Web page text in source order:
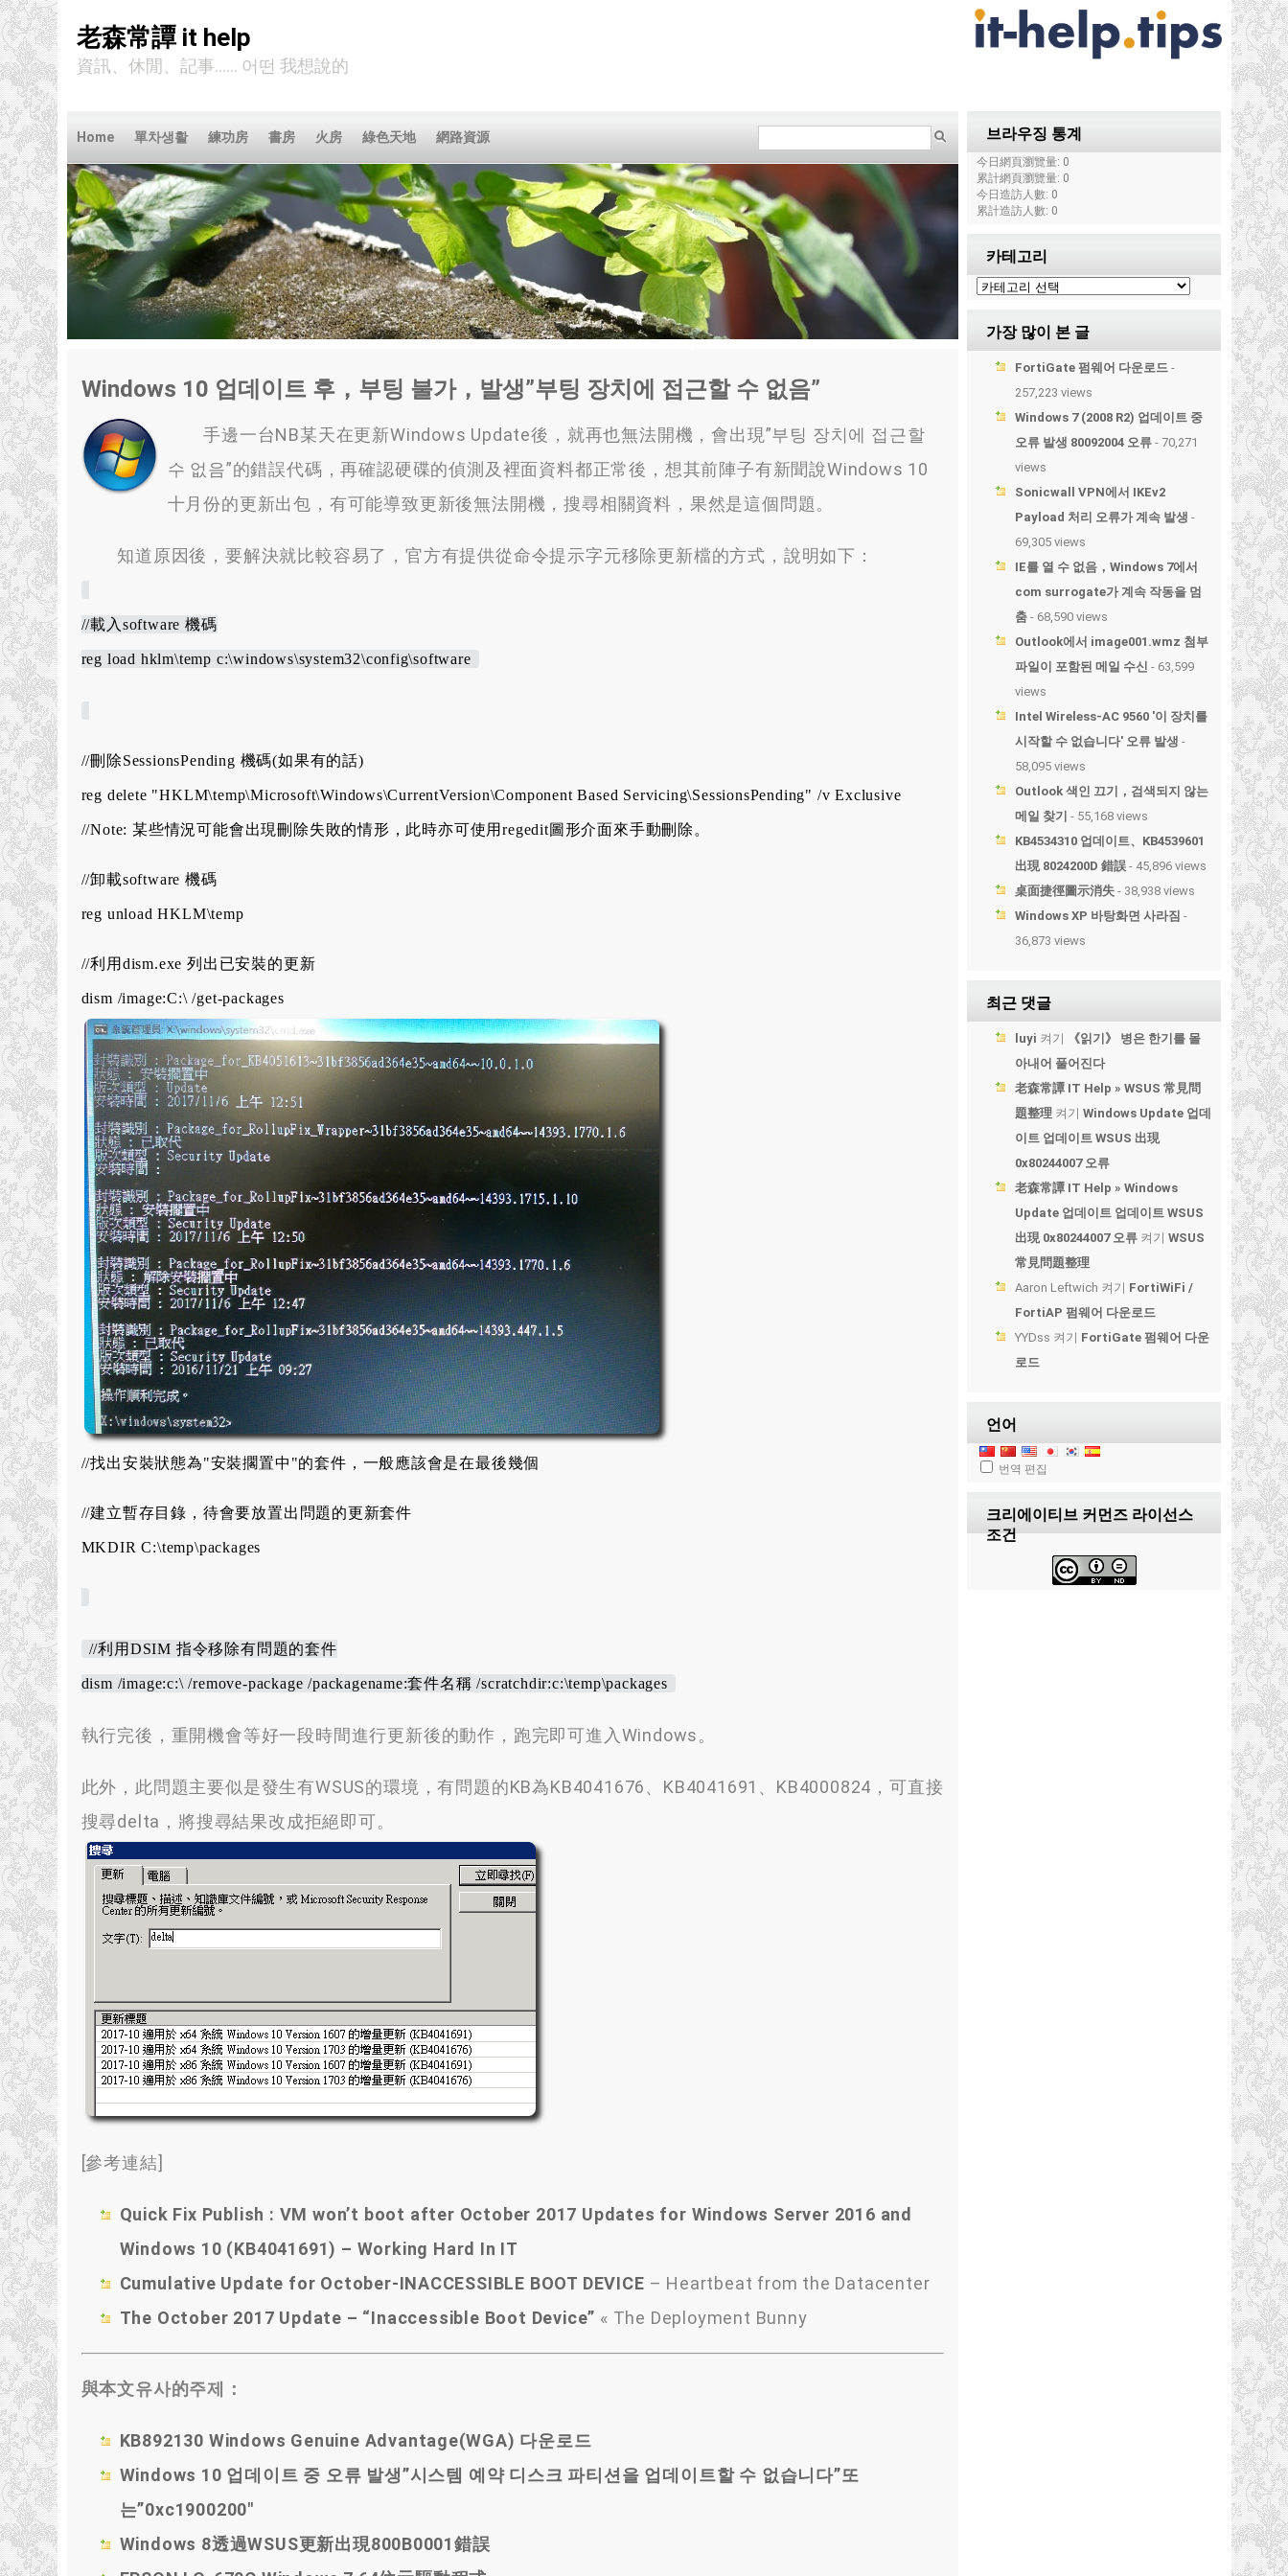
老森常譚 it help
資訊、休閒、記事...... 어떤 我想說的
Home 單차생활 練功房 書房 火房 綠色天地 網路資源
Windows 10 업데이트 후，부팅 불가，발생”부팅 장치에 접근할 수 없음”
手邊一台NB某天在更新Windows Update後 ， 就再也無法開機 ，會出現”부팅 장치에 접근할
수 없음”的錯誤代碼 ，再確認硬碟的偵測及裡面資料都正常後 ， 想其前陣子有新聞說Windows 10
十月份的更新出包 ， 有可能導致更新後無法開機 ，搜尋相關資料 ， 果然是這個問題。
知道原因後 ， 要解決就比較容易了 ， 官方有提供從命令提示字元移除更新檔的方式 ， 說明如下 ：
//載入software 機碼
reg load hklm\temp c:\windows\system32\config\software
//刪除SessionsPending 機碼(如果有的話)
reg delete "HKLM\temp\Microsoft\Windows\CurrentVersion\Component Based Servicing\SessionsPending" /v Exclusive
//Note: 某些情況可能會出現刪除失敗的情形，此時亦可使用regedit圖形介面來手動刪除。
//卸載software 機碼
reg unload HKLM\temp
//利用dism.exe 列出已安裝的更新
dism /image:C:\ /get-packages
//找出安裝狀態為"安裝擱置中"的套件，一般應該會是在最後幾個
//建立暫存目錄，待會要放置出問題的更新套件
MKDIR C:\temp\packages
//利用DSIM 指令移除有問題的套件
dism /image:c:\ /remove-package /packagename:套件名稱 /scratchdir:c:\temp\packages
執行完後 ， 重開機會等好一段時間進行更新後的動作 ， 跑完即可進入Windows。
此外 ， 此問題主要似是發生有WSUS的環境 ，有問題的KB為KB4041676、 KB4041691 、 KB4000824 ， 可直接
搜尋delta ， 將搜尋結果改成拒絕即可。
[參考連結]
Quick Fix Publish : VM won’t boot after October 2017 Updates for Windows Server 2016 and
Windows 10 (KB4041691) – Working Hard In IT
Cumulative Update for October-INACCESSIBLE BOOT DEVICE – Heartbeat from the Datacenter
The October 2017 Update – “Inaccessible Boot Device” « The Deployment Bunny
與本文유사的주제：
KB892130 Windows Genuine Advantage(WGA) 다운로드
Windows 10 업데이트 중 오류 발생”시스템 예약 디스크 파티션을 업데이트할 수 없습니다”또
는”0xc1900200″
Windows 8透過WSUS更新出現800B0001錯誤
브라우징 통계
今日網頁瀏覽量: 0
累計網頁瀏覽量: 0
今日造訪人數: 0
累計造訪人數: 0
카테고리
가장 많이 본 글
FortiGate 펌웨어 다운로드 -
257,223 views
Windows 7 (2008 R2) 업데이트 중
오류 발생 80092004 오류 - 70,271
views
Sonicwall VPN에서 IKEv2
Payload 처리 오류가 계속 발생 -
69,305 views
IE를 열 수 없음，Windows 7에서
com surrogate가 계속 작동을 멈
춤 - 68,590 views
Outlook에서 image001.wmz 첨부
파일이 포함된 메일 수신 - 63,599
views
Intel Wireless-AC 9560 '이 장치를
시작할 수 없습니다' 오류 발생 -
58,095 views
Outlook 색인 끄기，검색되지 않는
메일 찾기 - 55,168 views
KB4534310 업데이트、KB4539601
出現 8024200D 錯誤 - 45,896 views
桌面捷徑圖示消失 - 38,938 views
Windows XP 바탕화면 사라짐 -
36,873 views
최근 댓글
luyi 켜기
《읽기》 병은 한기를 몰
아내어 풀어진다
老森常譚 IT Help » WSUS 常見問
題整理 켜기 Windows Update 업데
이트 업데이트 WSUS 出現
0x80244007 오류
老森常譚 IT Help » Windows
Update 업데이트 업데이트 WSUS
出現 0x80244007 오류 켜기 WSUS
常見問題整理
Aaron Leftwich 켜기 FortiWiFi /
FortiAP 펌웨어 다운로드
YYDss 켜기 FortiGate 펌웨어 다운
로드
언어
번역 편집
크리에이티브 커먼즈 라이선스
조건